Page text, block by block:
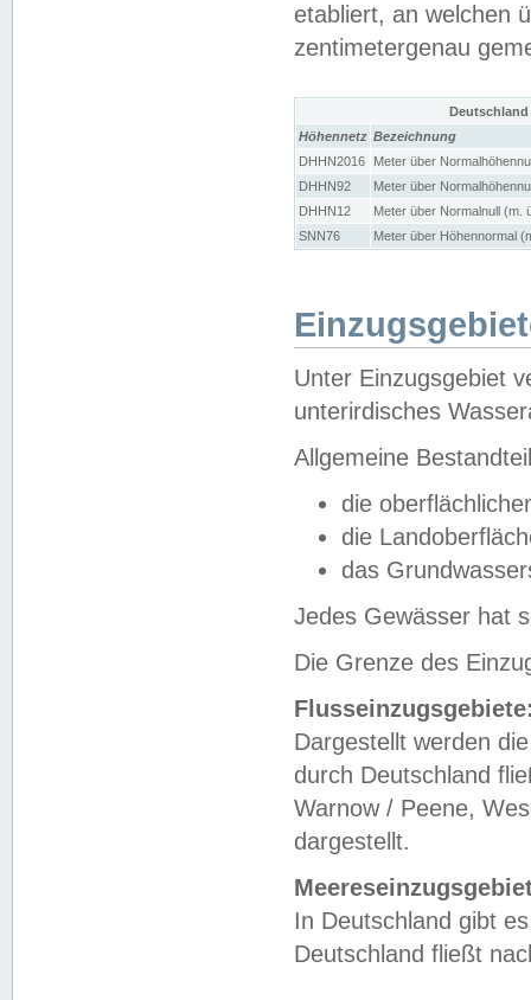
etabliert, an welchen
zentimetergenau
Höhennetz Bezeichnung
DHHN2016
Meter über
DHHN92
Meter über
DHHN12
Meter über Normalnull (m.
SNN76
Meter über Höhennormal
Unter Einzugsgebiet
unterirdisches
Allgemeine
die
die
das
Jedes Gewässer hat
Die Grenze des
Dargestellt werden
durch Deutschland
Warnow / Peene,
dargestellt.
In Deutschland gibt
Deutschland fließt